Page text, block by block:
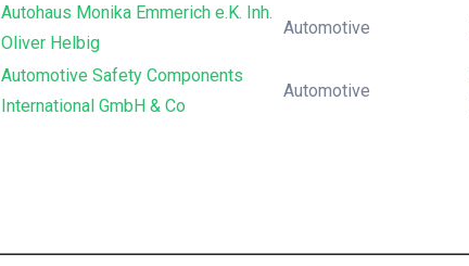
Autohaus Monika Emmerich e.K. Inh.
Oliver Helbig
Automotive
Automotive Safety Components
International GmbH & Co
Automotive